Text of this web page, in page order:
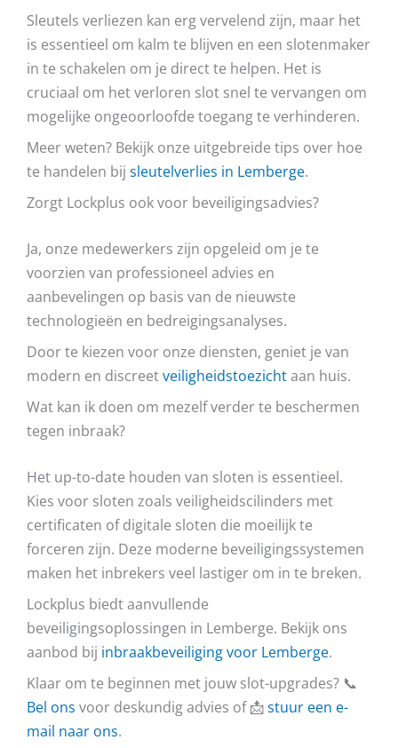
Sleutels verliezen kan erg vervelend zijn, maar het
is essentieel om kalm te blijven en een slotenmaker
in te schakelen om je direct te helpen. Het is
cruciaal om het verloren slot snel te vervangen om
mogelijke ongeoorloofde toegang te verhinderen.
Meer weten? Bekijk onze uitgebreide tips over hoe
te handelen bij sleutelverlies in Lemberge.
Zorgt Lockplus ook voor beveiligingsadvies?
Ja, onze medewerkers zijn opgeleid om je te
voorzien van professioneel advies en
aanbevelingen op basis van de nieuwste
technologieën en bedreigingsanalyses.
Door te kiezen voor onze diensten, geniet je van
modern en discreetveiligheidstoezichtaan huis.
Wat kan ik doen om mezelf verder te beschermen
tegen inbraak?
Het up-to-date houden van sloten is essentieel.
Kies voor sloten zoals veiligheidscilinders met
certificaten of digitale sloten die moeilijk te
forceren zijn. Deze moderne beveiligingssystemen
maken het inbrekers veel lastiger om in te breken.
Lockplus biedt aanvullende
beveiligingsoplossingen in Lemberge. Bekijk ons
aanbod bij inbraakbeveiliging voor Lemberge.
Klaar om te beginnen met jouw slot-upgrades? 📞
Bel ons voor deskundig advies of 📩stuur een e-
mail naar ons.